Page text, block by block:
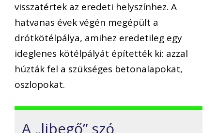
visszatértek az eredeti helyszínhez. A
hatvanas évek végén megépült a
drótkötélpálya, amihez eredetileg egy
ideglenes kötélpályát építették ki: azzal
húzták fel a szükséges betonalapokat,
oszlopokat.
A „libegő” szó